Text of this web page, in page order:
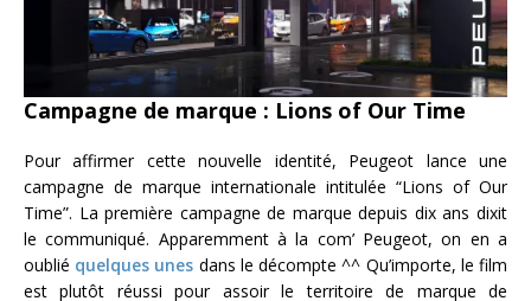
Campagne de marque : Lions of Our Time
Pour affirmer cette nouvelle identité, Peugeot lance une
campagne de marque internationale intitulée “Lions of Our
Time”. La première campagne de marque depuis dix ans dixit
le communiqué. Apparemment à la com’ Peugeot, on en a
oublié quelques unes dans le décompte ^^ Qu’importe, le film
est plutôt réussi pour assoir le territoire de marque de